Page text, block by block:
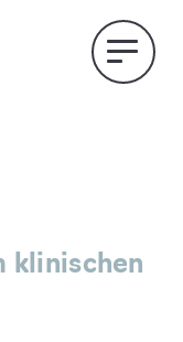
klinischen